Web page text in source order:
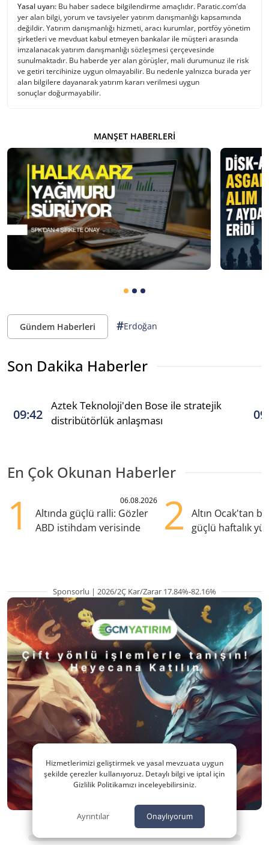
Yasal uyarı: Bu haber sadece bilgilendirme amaçlıdır. Paratic.com’da
yer alan bilgi, yorum ve tavsiyeler yatırım danışmanlığı kapsamında
değildir. Yatırım danışmanlığı hizmeti, aracı kurumlar, portföy yönetim
şirketleri ve mevduat kabul etmeyen bankalar ile müşteri arasında
imzalanacak yatırım danışmanlığı sözleşmesi çerçevesinde
sunulmaktadır. Bu haberde yer alan görüşler, mali durumunuz ile risk
ve getiri tercihinize uygun olmayabilir. Bu nedenle yalnızca burada yer
alan bilgilere dayanarak yatırım kararı verilmesi uygun
sonuçlar doğurmayabilir.
MANŞET HABERLERI
Gündem Haberleri #Erdoğan
Son Dakika Haberler
09:42
Aztek Teknoloji'den Bose ile stratejik
distribütörlük anlaşması
En Çok Okunan Haberler
1 06.08.2026
Altında güçlü ralli: Gözler
ABD istihdam verisinde
2
Altın Ocak'tan
güçlü haftalık
Sponsorlu | 2026/2Ç Kar/Zarar 17.84%-82.16%
Hizmetlerimizi geliştirmek ve yasal mevzuata uygun
şekilde çerezler kullanıyoruz. Detaylı bilgi ve iptal için
Gizlilik Politikamızı inceleyebilirsiniz.
Ayrıntılar Onaylıyorum